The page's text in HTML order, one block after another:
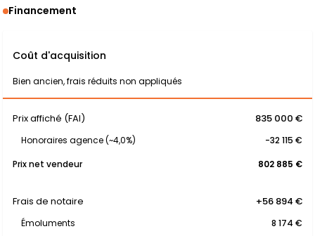
Financement
Coût d'acquisition
Bien ancien, frais réduits non appliqués
Prix affiché (FAI) 835 000 €
Honoraires agence (~4,0%)
-32 115 €
Prix net vendeur
802 885 €
Frais de notaire +56 894 €
Émoluments
8 174 €